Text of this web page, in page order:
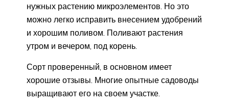
нужных растению микроэлементов. Но это
можно легко исправить внесением удобрений
и хорошим поливом. Поливают растения
утром и вечером, под корень.
Сорт проверенный, в основном имеет
хорошие отзывы. Многие опытные садоводы
выращивают его на своем участке.